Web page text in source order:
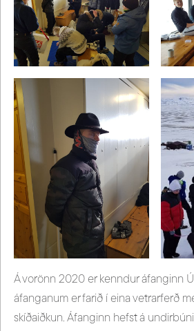
Á vorönn 2020 er kenndur áfanginn
áfanganum er farið í eina vetrarferð
skíðaiðkun. Áfanginn hefst á